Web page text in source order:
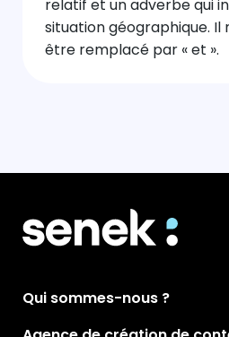
relatif et un adverbe qui
situation géographique. Il
être remplacé par « et ».
Qui sommes-nous ?